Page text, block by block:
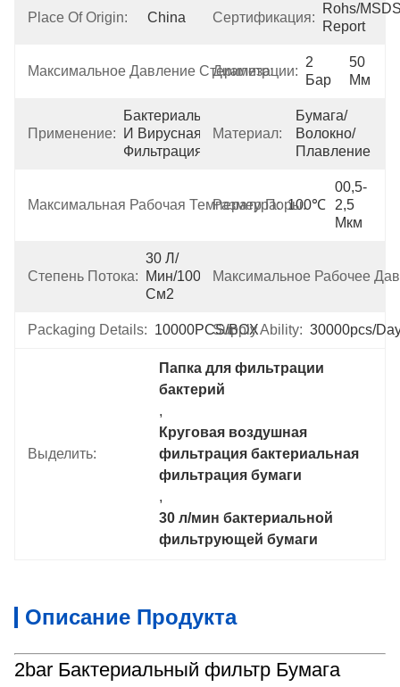
Place Of Origin: China Сертификация:
Rohs/
Report
Максимальное Давление Стерилизации:
2
Бар
Диаметр:
50
Мм
Применение:
Бактериальная
И Вирусная
Фильтрация
Материал:
Бумага/
Волокно/
Плавление
Максимальная Рабочая Температура: 100℃
Размер Поры:
00,5-
2,5
Мкм
Степень Потока:
30 Л/
Мин/100
См2
Максимальное Рабочее
Packaging Details: 10000PCS/BOXSupply Ability: 30000pcs/
Выделить:
Папка для фильтрации
бактерий
,
Круговая воздушная
фильтрация бактериальная
фильтрация бумаги
,
30 л/мин бактериальной
фильтрующей бумаги
Описание Продукта
2bar Бактериальный фильтр Бумага